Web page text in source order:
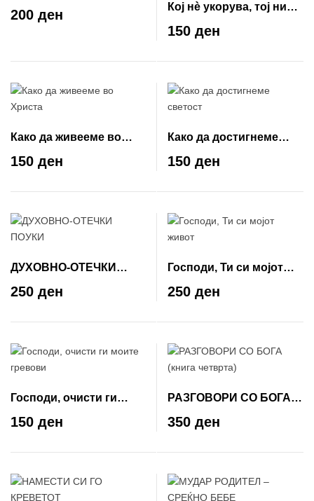
духови
200 ден
Кој нè укорува, тој ни
подарува
150 ден
Како да живееме во
Христа
150 ден
Како да достигнеме
светост
150 ден
ДУХОВНО-ОТЕЧКИ
ПОУКИ
250 ден
Господи, Ти си мојот
живот
250 ден
Господи, очисти ги
моите гревови
150 ден
РАЗГОВОРИ СО БОГА
(книга четврта)
350 ден